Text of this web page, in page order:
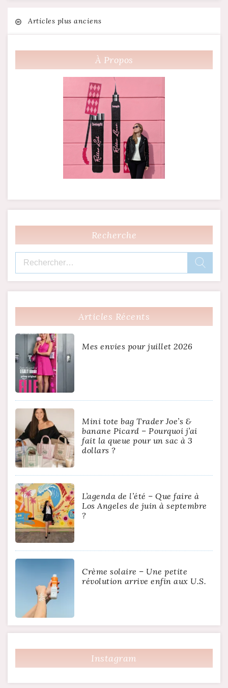
Navigation
des
articles
Articles plus anciens
À Propos
Recherche
Articles Récents
Mes envies pour juillet 2026
Mini tote bag Trader Joe’s &
banane Picard – Pourquoi j’ai
fait la queue pour un sac à 3
dollars ?
L’agenda de l’été – Que faire à
Los Angeles de juin à septembre
?
Crème solaire – Une petite
révolution arrive enfin aux U.S.
Instagram